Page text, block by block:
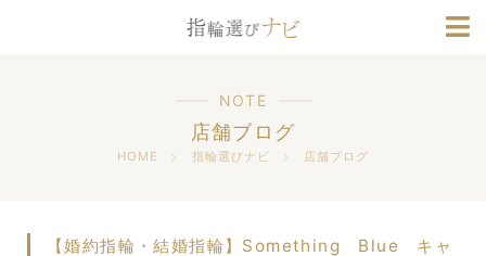
ブランド情報
NOTE
店舗ブログ
HOME 指輪選びナビ 店舗ブログ
【婚約指輪・結婚指輪】Something Blue キャ